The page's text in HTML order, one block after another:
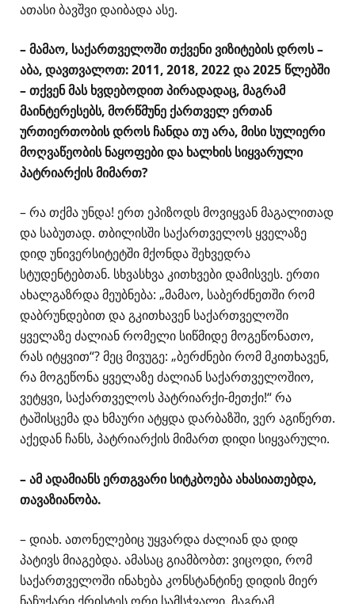
ათასი ბავშვი დაიბადა ასე.
– მამაო, საქართველოში თქვენი ვიზიტების დროს –
აბა, დავთვალოთ: 2011, 2018, 2022 და 2025 წლებში
– თქვენ მას ხვდებოდით პირადადაც, მაგრამ
მაინტერესებს, მორწმუნე ქართველ ერთან
ურთიერთობის დროს ჩანდა თუ არა, მისი სულიერი
მოღვაწეობის ნაყოფები და ხალხის სიყვარული
პატრიარქის მიმართ?
– რა თქმა უნდა! ერთ ეპიზოდს მოვიყვან მაგალითად
და საბუთად. თბილისში საქართველოს ყველაზე
დიდ უნივერსიტეტში მქონდა შეხვედრა
სტუდენტებთან. სხვასხვა კითხვები დამისვეს. ერთი
ახალგაზრდა მეუბნება: „მამაო, საბერძნეთში რომ
დაბრუნდებით და გკითხავენ საქართველოში
ყველაზე ძალიან რომელი სიწმიდე მოგეწონათო,
რას იტყვით“? მეც მივუგე: „ბერძნები რომ მკითხავენ,
რა მოგეწონა ყველაზე ძალიან საქართველოშიო,
ვეტყვი, საქართველოს პატრიარქი-მეთქი!“ რა
ტაშისცემა და ხმაური ატყდა დარბაზში, ვერ აგიწერთ.
აქედან ჩანს, პატრიარქის მიმართ დიდი სიყვარული.
– ამ ადამიანს ერთგვარი სიტკბოება ახასიათებდა,
თავაზიანობა.
– დიახ. ათონელებიც უყვარდა ძალიან და დიდ
პატივს მიაგებდა. ამასაც გიამბობთ: ვიცოდი, რომ
საქართველოში ინახება კონსტანტინე დიდის მიერ